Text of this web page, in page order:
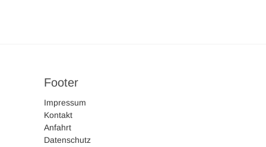
Footer
Impressum
Kontakt
Anfahrt
Datenschutz